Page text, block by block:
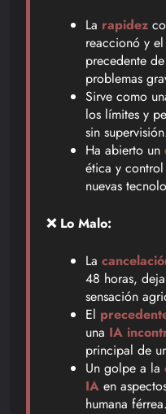
La rapidez
reaccionó y
precedente
problemas
Sirve como
los límites y
sin
Ha abierto un
ética y
nuevas
❌ Lo Malo:
La
48 horas,
sensación
El
una IA
principal de
Un golpe a la
IA en
humana férrea.